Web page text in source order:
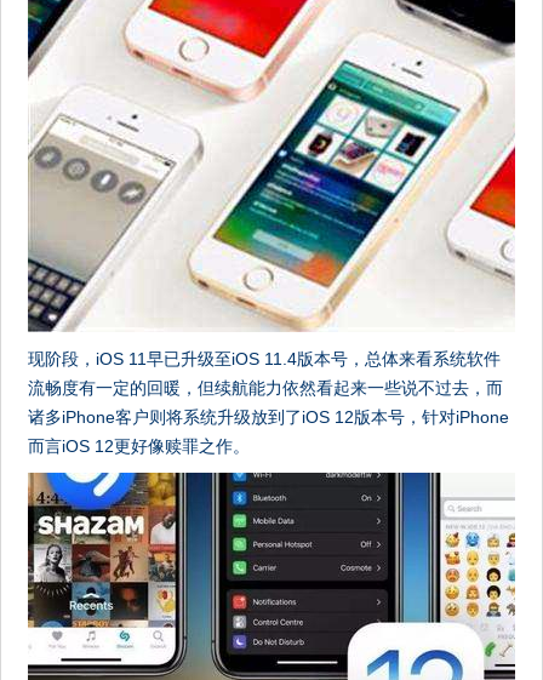
现阶段，iOS 11早已升级至iOS 11.4版本号，总体来看系统软件
流畅度有一定的回暖，但续航能力依然看起来一些说不过去，而
诸多iPhone客户则将系统升级放到了iOS 12版本号，针对iPhone
而言iOS 12更好像赎罪之作。